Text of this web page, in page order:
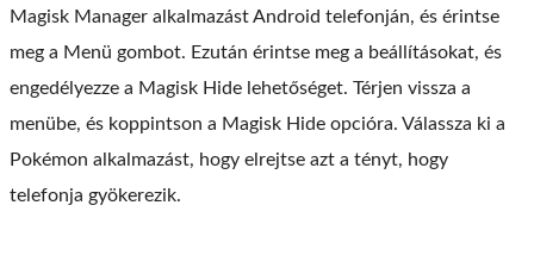
Magisk Manager alkalmazást Android telefonján, és érintse
meg a Menü gombot. Ezután érintse meg a beállításokat, és
engedélyezze a Magisk Hide lehetőséget. Térjen vissza a
menübe, és koppintson a Magisk Hide opcióra. Válassza ki a
Pokémon alkalmazást, hogy elrejtse azt a tényt, hogy
telefonja gyökerezik.